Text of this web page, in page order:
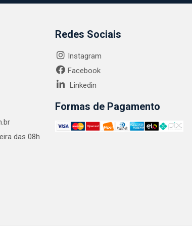
das 08h
Redes Sociais
Instagram
Facebook
Linkedin
Formas de Pagamento